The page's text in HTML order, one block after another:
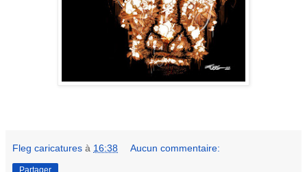
Fleg caricatures à 16:38 Aucun commentaire:
Partager